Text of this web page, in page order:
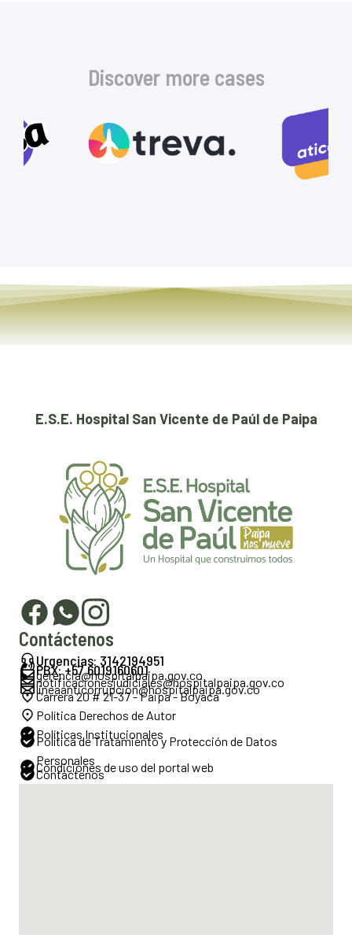
Discover more cases
E.S.E. Hospital San Vicente de Paúl de Paipa
Contáctenos
Urgencias: 3142194951
PBX: +57 6019160601
gerencia@hospitalpaipa.gov.co
notificacionesjudiciales@hospitalpaipa.gov.co
lineaanticorrupcion@hospitalpaipa.gov.co
Carrera 20 # 21-37 - Paipa - Boyacá
Política Derechos de Autor
Políticas Institucionales
Política de Tratamiento y Protección de Datos
Personales
Condiciones de uso del portal web
Contáctenos